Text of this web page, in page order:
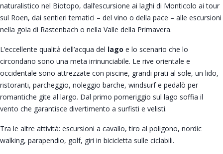
naturalistico nel Biotopo, dall’escursione ai laghi di Monticolo ai tour
sul Roen, dai sentieri tematici – del vino o della pace – alle escursioni
nella gola di Rastenbach o nella Valle della Primavera.
L’eccellente qualità dell’acqua del lago e lo scenario che lo
circondano sono una meta irrinunciabile. Le rive orientale e
occidentale sono attrezzate con piscine, grandi prati al sole, un lido,
ristoranti, parcheggio, noleggio barche, windsurf e pedalò per
romantiche gite al largo. Dal primo pomeriggio sul lago soffia il
vento che garantisce divertimento a surfisti e velisti.
Tra le altre attività: escursioni a cavallo, tiro al poligono, nordic
walking, parapendio, golf, giri in bicicletta sulle ciclabili.